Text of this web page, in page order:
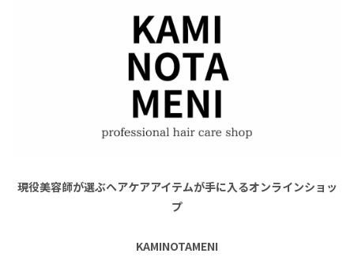
現役美容師が選ぶヘアケアアイテムが手に入るオンラインショッ
プ
KAMINOTAMENI